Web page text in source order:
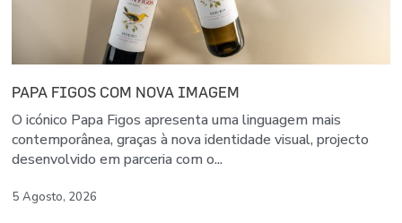
PAPA FIGOS COM NOVA IMAGEM
O icónico Papa Figos apresenta uma linguagem mais
contemporânea, graças à nova identidade visual, projecto
desenvolvido em parceria com o...
5 Agosto, 2026